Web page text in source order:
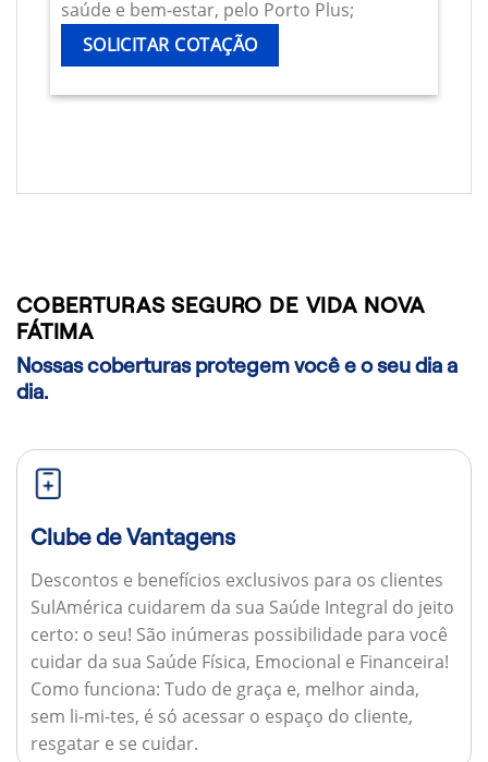
saúde e bem-estar, pelo Porto Plus;
SOLICITAR COTAÇÃO
COBERTURAS SEGURO DE VIDA NOVA
FÁTIMA
Nossas coberturas protegem você e o seu dia a
dia.
Clube de Vantagens
Descontos e benefícios exclusivos para os clientes
SulAmérica cuidarem da sua Saúde Integral do jeito
certo: o seu! São inúmeras possibilidade para você
cuidar da sua Saúde Física, Emocional e Financeira!
Como funciona: Tudo de graça e, melhor ainda,
sem li-mi-tes, é só acessar o espaço do cliente,
resgatar e se cuidar.